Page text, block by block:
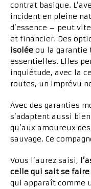
contrat basique.
incident en pleine
d’essence – peut
et financier. Des
isolée ou la garantie
essentielles. Elles
inquiétude, avec la
routes, un imprévu
Avec des garanties
s’adaptent aussi
qu’aux amoureux
sauvage. Ce
Vous l’aurez saisi,
celle qui sait se
qui apparaît comme